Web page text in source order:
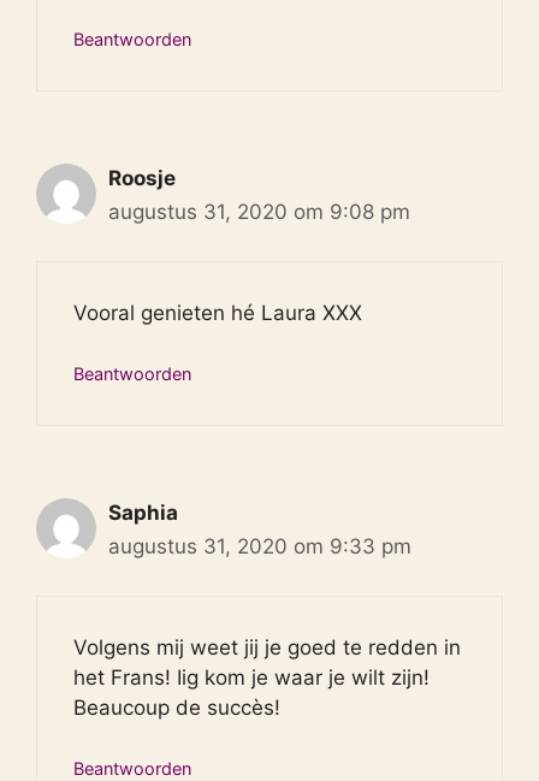
Beantwoorden
Roosje
augustus 31, 2020 om 9:08 pm
Vooral genieten hé Laura XXX
Beantwoorden
Saphia
augustus 31, 2020 om 9:33 pm
Volgens mij weet jij je goed te redden in
het Frans! Iig kom je waar je wilt zijn!
Beaucoup de succès!
Beantwoorden